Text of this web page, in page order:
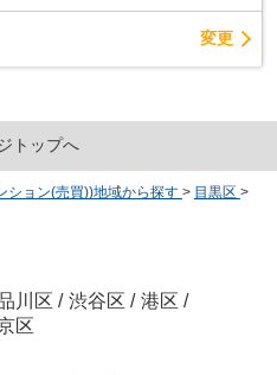
変更
トップへ
ション(売買))地域から探す > 目黒区 >
川区 / 渋谷区 / 港区 /
区